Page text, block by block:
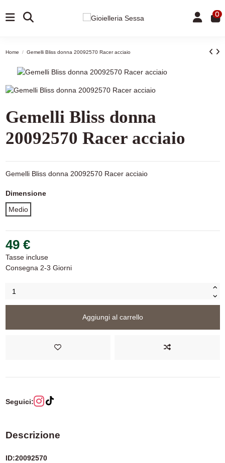
0
Home Gemelli Bliss donna 20092570 Racer acciaio
Gemelli Bliss donna
20092570 Racer acciaio
Gemelli Bliss donna 20092570 Racer acciaio
Dimensione
Medio
49 €
Tasse incluse
Consegna 2-3 Giorni
Aggiungi al carrello
Seguici:
Descrizione
ID:20092570